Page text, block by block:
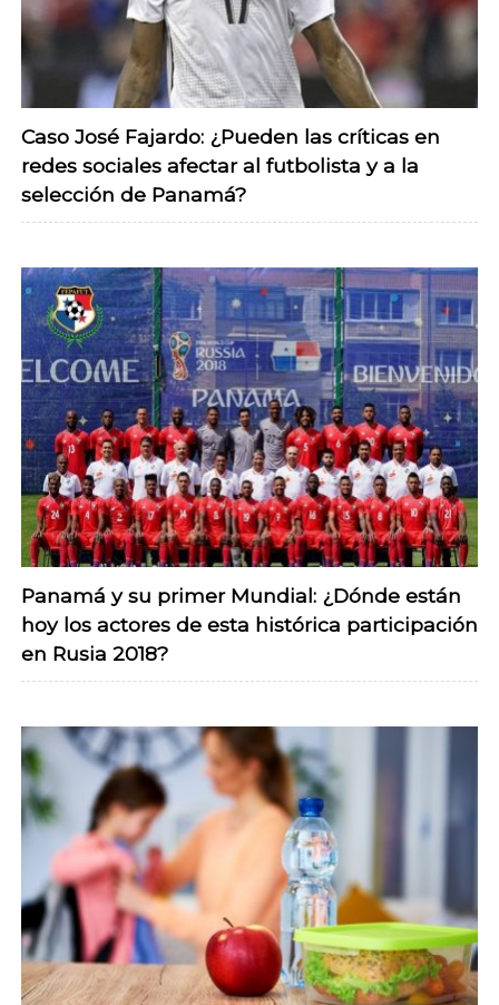
Caso José Fajardo: ¿Pueden las críticas en
redes sociales afectar al futbolista y a la
selección de Panamá?
Panamá y su primer Mundial: ¿Dónde están
hoy los actores de esta histórica participación
en Rusia 2018?